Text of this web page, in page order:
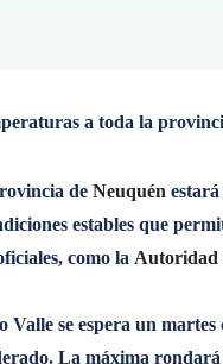
a toda la
de Neuquén
estables que
como la Autoridad
se espera un martes
La máxima rondará